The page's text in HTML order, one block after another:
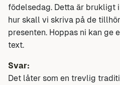
födelsedag. Detta är brukligt
hur skall vi skriva på de
presenten. Hoppas ni kan ge
text.
Svar:
Det låter som en trevlig